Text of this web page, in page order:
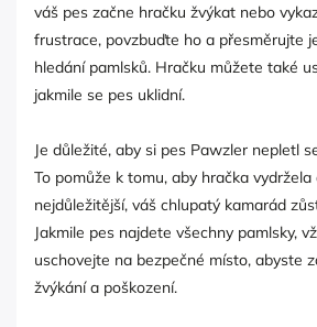
váš pes začne hračku žvýkat nebo
frustrace, povzbuďte ho a přesměrujte
hledání pamlsků. Hračku můžete také
jakmile se pes uklidní.
Je důležité, aby si pes Pawzler nepletl
To pomůže k tomu, aby hračka vydržela
nejdůležitější, váš chlupatý kamarád
Jakmile pes najdete všechny pamlsky,
uschovejte na bezpečné místo, abyste
žvýkání a poškození.